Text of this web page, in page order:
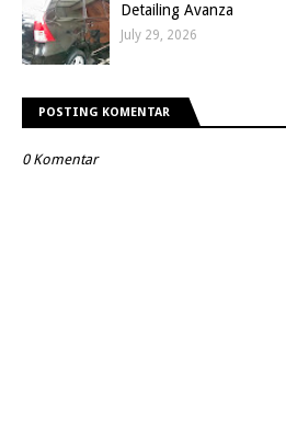
Detailing Avanza
July 29, 2026
POSTING KOMENTAR
0 Komentar